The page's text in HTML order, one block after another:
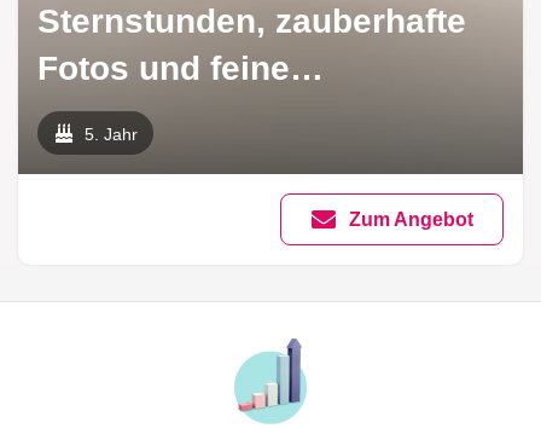
Sternstunden, zauberhafte
Fotos und feine
Papierideen Nicole
Albrecht Fotografin
5. Jahr
Zum Angebot